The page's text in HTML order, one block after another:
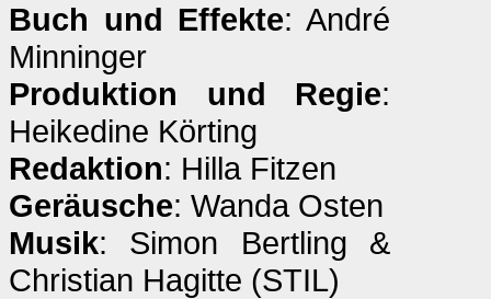
Buch und Effekte: André
Minninger
Produktion und Regie:
Heikedine Körting
Redaktion: Hilla Fitzen
Geräusche: Wanda Osten
Musik: Simon Bertling &
Christian Hagitte (STIL)